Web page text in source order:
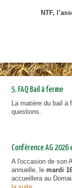
NTF,
5. FAQ Bail à ferme
La matière du bail à
questions.
Conférence AG
A l'occasion de son
annuelle, le mardi
accueillera au